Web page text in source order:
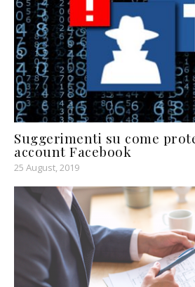
Suggerimenti su come
account Facebook
25 August, 2019